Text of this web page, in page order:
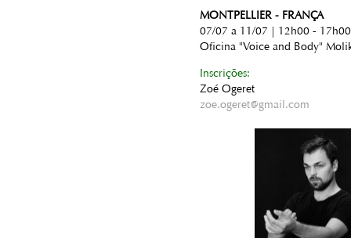
MONTPELLIER - FRANÇA
07/07 a 11/07 | 12h00 - 17h00
Oficina "Voice and Body"
Inscrições:
Zoé Ogeret
zoe.ogeret@gmail.com